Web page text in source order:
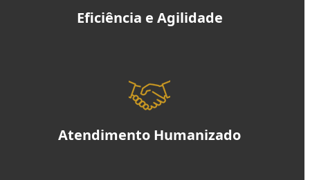
Eficiência e Agilidade
Atendimento Humanizado